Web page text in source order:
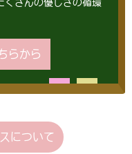
くさんの優しさの循環
らから
について